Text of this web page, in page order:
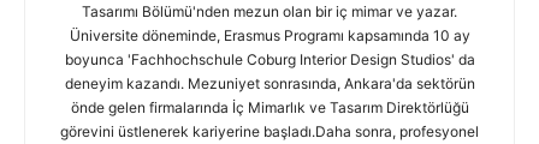
Tasarımı Bölümü'nden mezun olan bir iç mimar ve yazar.
Üniversite döneminde, Erasmus Programı kapsamında 10 ay
boyunca 'Fachhochschule Coburg Interior Design Studios' da
deneyim kazandı. Mezuniyet sonrasında, Ankara'da sektörün
önde gelen firmalarında İç Mimarlık ve Tasarım Direktörlüğü
görevini üstlenerek kariyerine başladı.Daha sonra, profesyonel